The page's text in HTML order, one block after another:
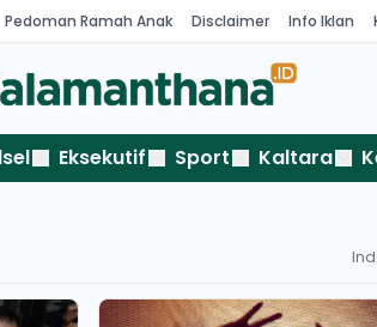
Pedoman Ramah Anak Disclaimer Info Iklan
Eksekutif Sport Kaltara